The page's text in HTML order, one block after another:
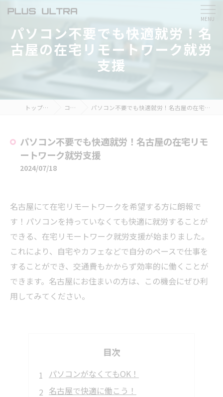
パソコン不要でも快適就労！名
古屋の在宅リモートワーク就労
支援
トップページ コラム パソコン不要でも快適就労！名古屋の在宅リモートワーク就労支援
パソコン不要でも快適就労！名古屋の在宅リモ
ートワーク就労支援
2024/07/18
名古屋にて在宅リモートワークを希望する方に朗報で
す！パソコンを持っていなくても快適に就労することが
できる、在宅リモートワーク就労支援が始まりました。
これにより、自宅やカフェなどで自分のペースで仕事を
することができ、交通費もかからず効率的に働くことが
できます。名古屋にお住まいの方は、この機会にぜひ利
用してみてください。
目次
パソコンがなくてもOK！
名古屋で快適に働こう！